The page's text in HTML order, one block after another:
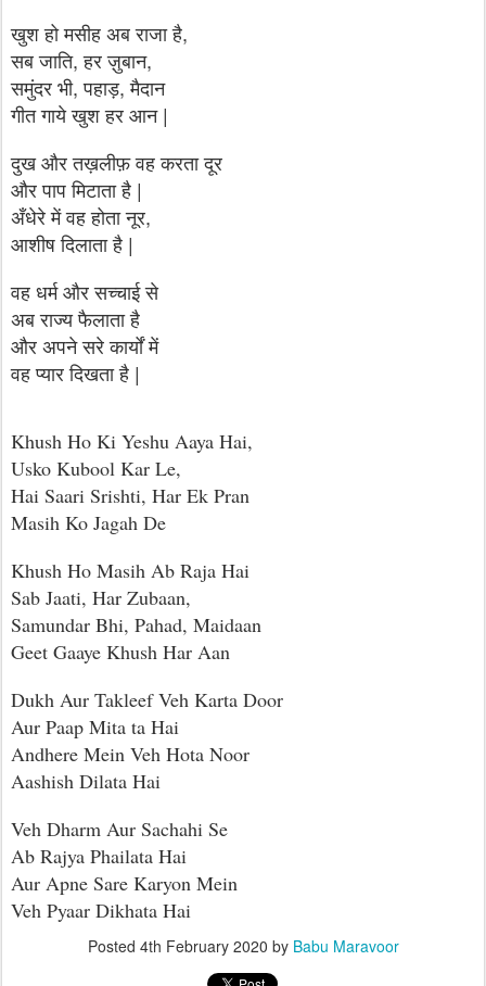
खुश हो मसीह अब राजा है,
सब जाति, हर ज़ुबान,
समुंदर भी, पहाड़, मैदान
गीत गाये खुश हर आन |
दुख और तख़लीफ़ वह करता दूर
और पाप मिटाता है |
अँधेरे में वह होता नूर,
आशीष दिलाता है |
वह धर्म और सच्चाई से
अब राज्य फैलाता है
और अपने सरे कार्यों में
वह प्यार दिखता है |
Khush Ho Ki Yeshu Aaya Hai,
Usko Kubool Kar Le,
Hai Saari Srishti, Har Ek Pran
Masih Ko Jagah De
Khush Ho Masih Ab Raja Hai
Sab Jaati, Har Zubaan,
Samundar Bhi, Pahad, Maidaan
Geet Gaaye Khush Har Aan
Dukh Aur Takleef Veh Karta Door
Aur Paap Mita ta Hai
Andhere Mein Veh Hota Noor
Aashish Dilata Hai
Veh Dharm Aur Sachahi Se
Ab Rajya Phailata Hai
Aur Apne Sare Karyon Mein
Veh Pyaar Dikhata Hai
Posted 4th February 2020 by Babu Maravoor